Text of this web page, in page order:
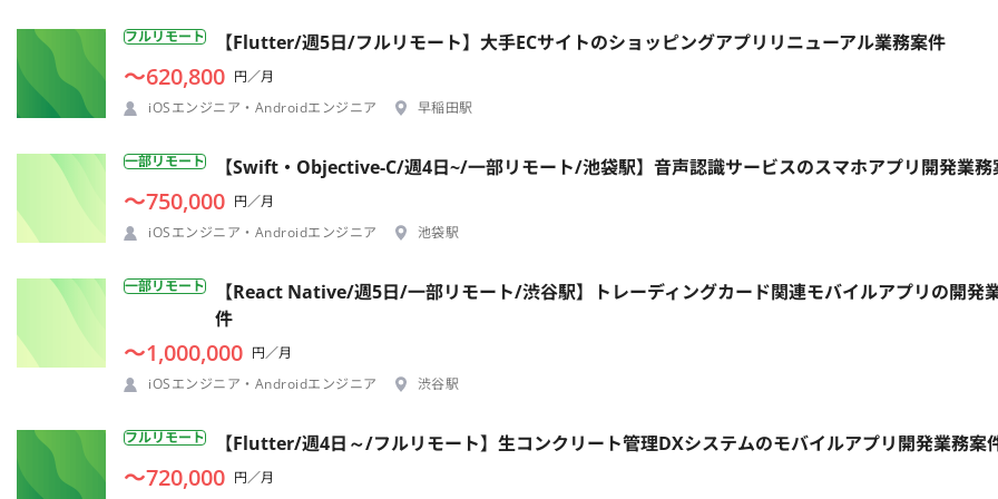
フルリモート 【Flutter/週5日/フルリモート】大手ECサイトのショッピングアプリリニューアル業務案件
〜620,800 円／月
iOSエンジニア・Androidエンジニア
早稲田駅
一部リモート 【Swift・Objective-C/週4日~/一部リモート/池袋駅】音声認識サービスのスマホアプリ開発業務
〜750,000 円／月
iOSエンジニア・Androidエンジニア
池袋駅
一部リモート
【React Native/週5日/一部リモート/渋谷駅】トレーディングカード関連モバイルアプリの開発
件
〜1,000,000 円／月
iOSエンジニア・Androidエンジニア
渋谷駅
フルリモート 【Flutter/週4日～/フルリモート】生コンクリート管理DXシステムのモバイルアプリ開発業務案
〜720,000 円／月